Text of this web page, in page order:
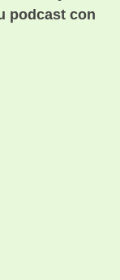
podcast con